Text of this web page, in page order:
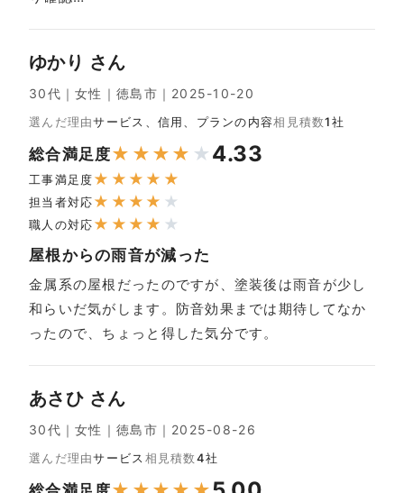
ゆかり さん
30代｜女性｜徳島市｜2025-10-20
選んだ理由サービス、信用、プランの内容相見積数1社
総合満足度★ ★ ★ ★ ★ 4.33
工事満足度★ ★ ★ ★ ★
担当者対応★ ★ ★ ★ ★
職人の対応★ ★ ★ ★ ★
屋根からの雨音が減った
金属系の屋根だったのですが、塗装後は雨音が少し
和らいだ気がします。防音効果までは期待してなか
ったので、ちょっと得した気分です。
あさひ さん
30代｜女性｜徳島市｜2025-08-26
選んだ理由サービス 相見積数4社